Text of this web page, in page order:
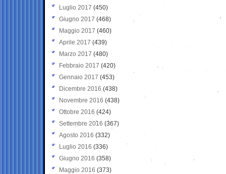
Luglio 2017 (450)
Giugno 2017 (468)
Maggio 2017 (460)
Aprile 2017 (439)
Marzo 2017 (480)
Febbraio 2017 (420)
Gennaio 2017 (453)
Dicembre 2016 (438)
Novembre 2016 (438)
Ottobre 2016 (424)
Settembre 2016 (367)
Agosto 2016 (332)
Luglio 2016 (336)
Giugno 2016 (358)
Maggio 2016 (373)